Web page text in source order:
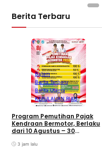
Berita Terbaru
Batam
Berita Terbaru
Berita Utama
KEPULAUAN RIAU
Program Pemutihan Pajak
Kendraan Bermotor, Berlaku
dari 10 Agustus – 30
3 jam lalu